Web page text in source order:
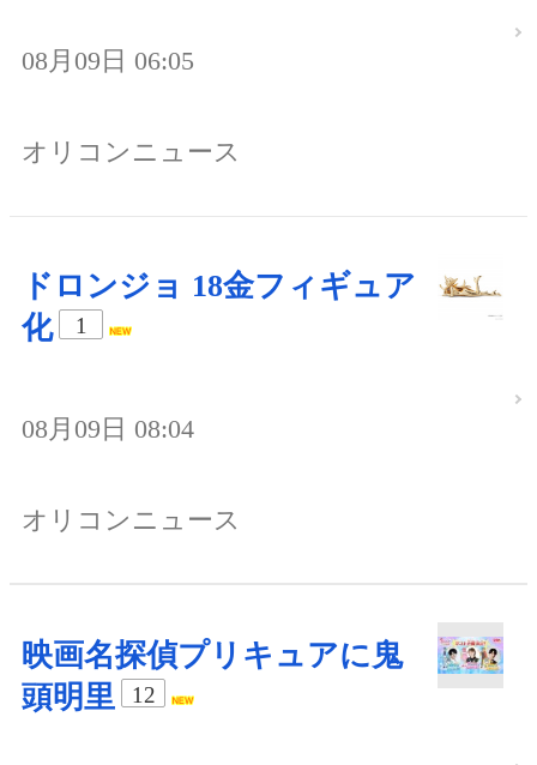
08月09日 06:05
オリコンニュース
ドロンジョ 18金フィギュア
化
1
08月09日 08:04
オリコンニュース
映画名探偵プリキュアに鬼
頭明里
12